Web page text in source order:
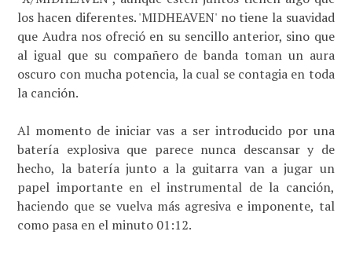
los hacen diferentes. 'MIDHEAVEN' no tiene la suavidad
que Audra nos ofreció en su sencillo anterior, sino que
al igual que su compañero de banda toman un aura
oscuro con mucha potencia, la cual se contagia en toda
la canción.
Al momento de iniciar vas a ser introducido por una
batería explosiva que parece nunca descansar y de
hecho, la batería junto a la guitarra van a jugar un
papel importante en el instrumental de la canción,
haciendo que se vuelva más agresiva e imponente, tal
como pasa en el minuto 01:12.